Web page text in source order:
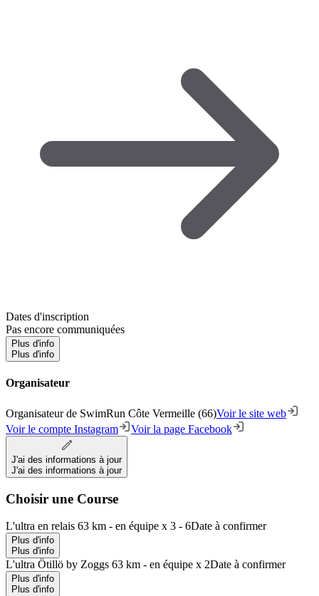
Dates d'inscription
Pas encore communiquées
Plus d'info
Plus d'info
Organisateur
Organisateur de SwimRun Côte Vermeille (66)Voir le site web
Voir le compte Instagram
Voir la page Facebook
J'ai des informations à jour
J'ai des informations à jour
Choisir une Course
L'ultra en relais 63 km - en équipe x 3 - 6Date à confirmer
Plus d'info
Plus d'info
L'ultra Ötillö by Zoggs 63 km - en équipe x 2Date à confirmer
Plus d'info
Plus d'info